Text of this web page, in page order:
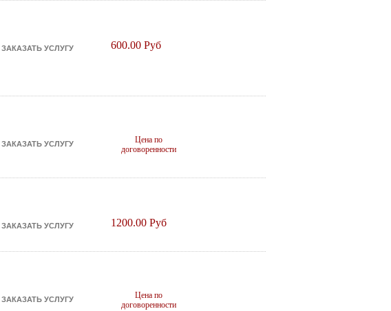
600.00 Руб
Цена по
договоренности
1200.00 Руб
Цена по
договоренности